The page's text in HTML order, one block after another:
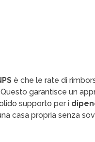
è che le rate di
garantisce un
supporto per i
casa propria senza